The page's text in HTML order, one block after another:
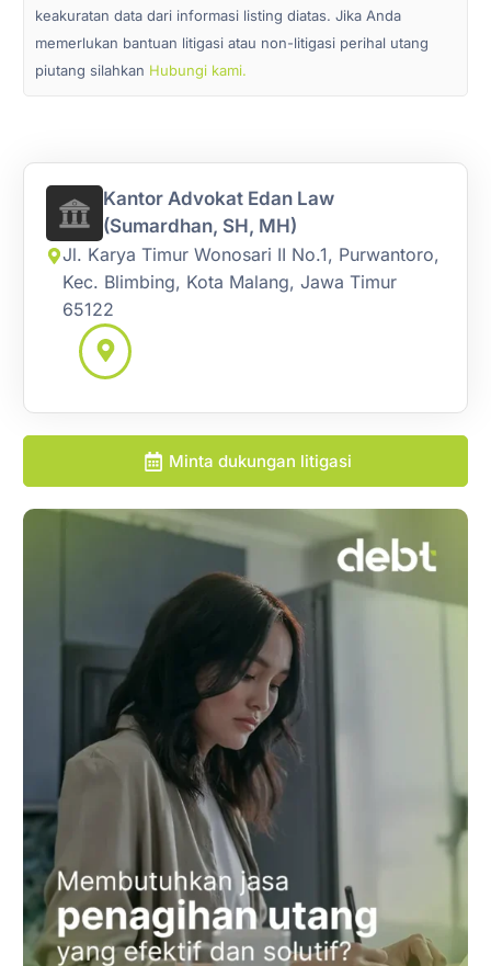
keakuratan data dari informasi listing diatas. Jika Anda
memerlukan bantuan litigasi atau non-litigasi perihal utang
piutang silahkan Hubungi kami.
Kantor Advokat Edan Law
(Sumardhan, SH, MH)
Jl. Karya Timur Wonosari II No.1, Purwantoro,
Kec. Blimbing, Kota Malang, Jawa Timur
65122
Minta dukungan litigasi